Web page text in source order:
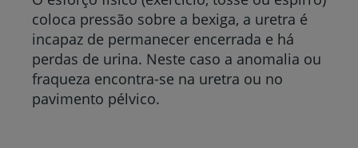
coloca pressão sobre a bexiga, a uretra é
incapaz de permanecer encerrada e há
perdas de urina. Neste caso a anomalia ou
fraqueza encontra-se na uretra ou no
pavimento pélvico.